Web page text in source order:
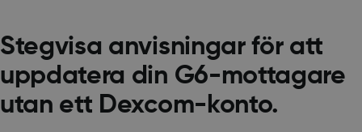
Stegvisa anvisningar för att
uppdatera din G6-mottagare
utan ett Dexcom-konto.